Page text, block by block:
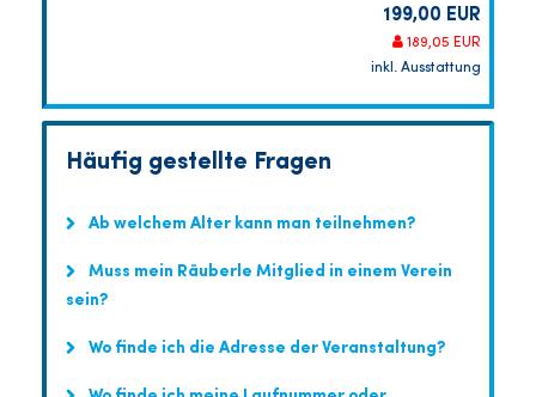
199,00 EUR
189,05 EUR
inkl. Ausstattung
Häufig gestellte Fragen
Ab welchem Alter kann man teilnehmen?
Muss mein Räuberle Mitglied in einem Verein
sein?
Wo finde ich die Adresse der Veranstaltung?